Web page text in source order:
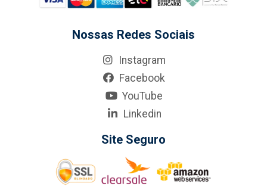
Nossas Redes Sociais
Instagram
Facebook
YouTube
Linkedin
Site Seguro